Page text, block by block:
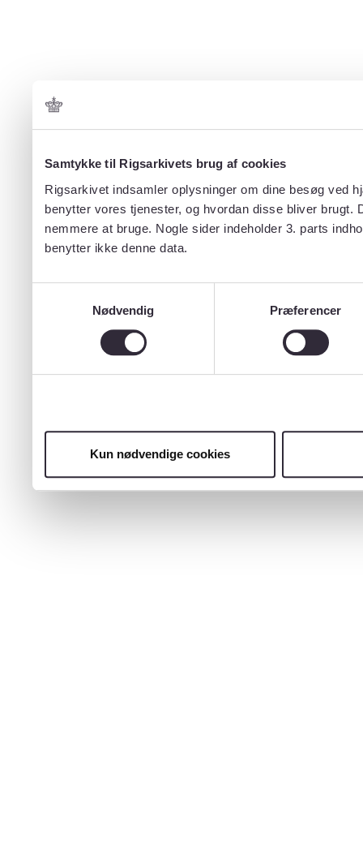
Samtykke til Rigsarkivets brug af cookies
Rigsarkivet indsamler oplysninger om dine besøg ved
benytter vores tjenester, og hvordan disse bliver
nemmere at bruge. Nogle sider indeholder 3. parts
benytter ikke denne data.
Nødvendig
Præferencer
Kun nødvendige cookies